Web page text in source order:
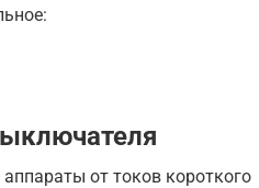
от токов короткого